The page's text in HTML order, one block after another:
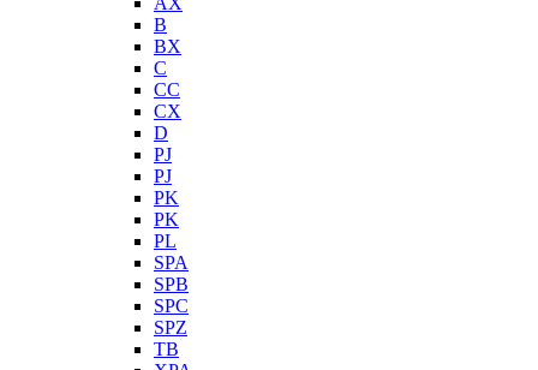
B
BX
C
CC
CX
D
PJ
PJ
PK
PK
PL
SPA
SPB
SPC
SPZ
TB